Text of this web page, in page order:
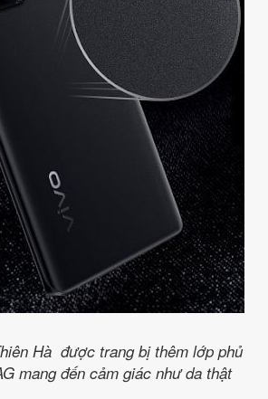
Hà được trang bị thêm lớp phủ
mang đến cảm giác như da thật